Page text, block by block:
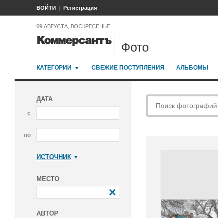
ВОЙТИ Регистрация
09 АВГУСТА, ВОСКРЕСЕНЬЕ
Фото
КАТЕГОРИИ СВЕЖИЕ ПОСТУПЛЕНИЯ АЛЬБОМЫ
ДАТА
с
по
ИСТОЧНИК
МЕСТО
АВТОР